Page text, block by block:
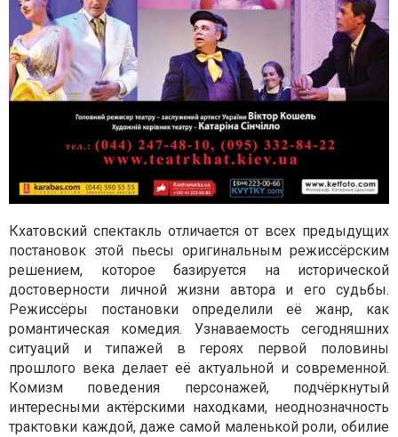
Кхатовский спектакль отличается от всех предыдущих
постановок этой пьесы оригинальным режиссёрским
решением, которое базируется на исторической
достоверности личной жизни автора и его судьбы.
Режиссёры постановки определили её жанр, как
романтическая комедия. Узнаваемость сегодняшних
ситуаций и типажей в героях первой половины
прошлого века делает её актуальной и современной.
Комизм поведения персонажей, подчёркнутый
интересными актёрскими находками, неоднозначность
трактовки каждой, даже самой маленькой роли, обилие